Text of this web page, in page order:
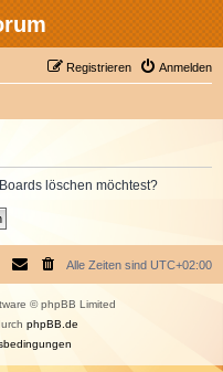
Anmelden
Registrieren
löschen möchtest?
Alle Zeiten sind UTC+02:00
© phpBB Limited
phpBB.de